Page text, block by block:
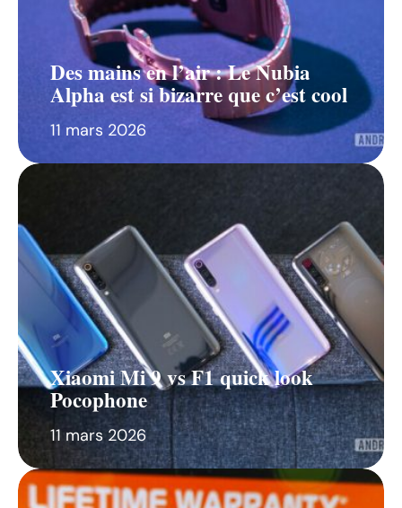
Des mains en l’air : Le Nubia
Alpha est si bizarre que c’est cool
11 mars 2026
Xiaomi Mi 9 vs F1 quick look
Pocophone
11 mars 2026